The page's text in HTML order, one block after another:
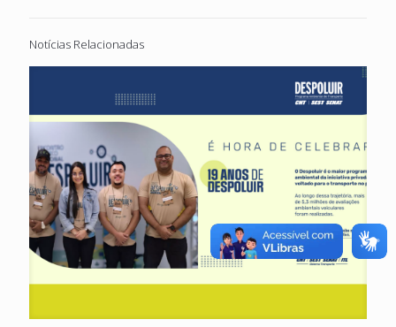
Notícias Relacionadas